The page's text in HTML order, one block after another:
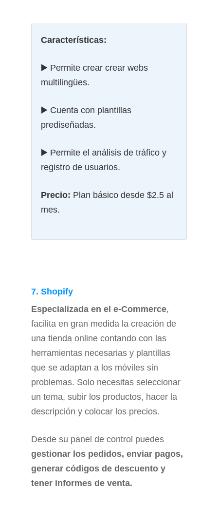
Características:
▶️ Permite crear crear webs
multilingües.
▶️ Cuenta con plantillas
prediseñadas.
▶️ Permite el análisis de tráfico y
registro de usuarios.
Precio: Plan básico desde $2.5 al
mes.
7. Shopify
Especializada en el e-Commerce,
facilita en gran medida la creación de
una tienda online contando con las
herramientas necesarias y plantillas
que se adaptan a los móviles sin
problemas. Solo necesitas seleccionar
un tema, subir los productos, hacer la
descripción y colocar los precios.
Desde su panel de control puedes
gestionar los pedidos, enviar pagos,
generar códigos de descuento y
tener informes de venta.